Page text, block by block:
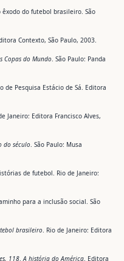
êxodo do futebol brasileiro. São
Contexto, São Paulo, 2003.
Copas do Mundo. São Paulo: Panda
de Pesquisa Estácio de Sá. Editora
Janeiro: Editora Francisco Alves,
do século. São Paulo: Musa
de futebol. Rio de Janeiro:
para a inclusão social. São
brasileiro. Rio de Janeiro: Editora
118.A história do América. Editora